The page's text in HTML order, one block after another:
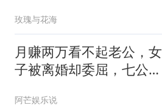
玫瑰与花海
月赚两万看不起老公，女
子被离婚却委屈，七公怒
阿芒娱乐说